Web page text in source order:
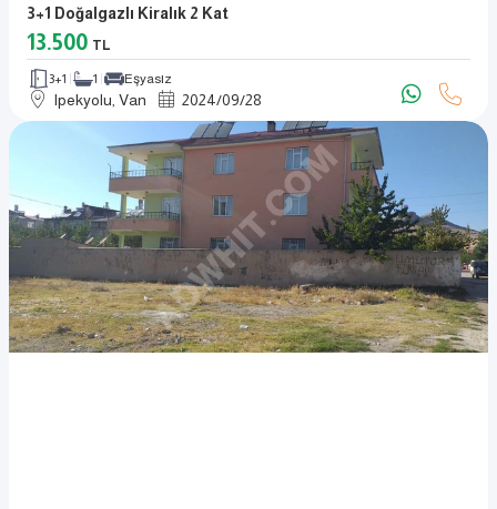
3+1 Doğalgazlı Kiralık 2 Kat
13.500 TL
3+1 1 Eşyasız
Ipekyolu, Van 2024/09/28